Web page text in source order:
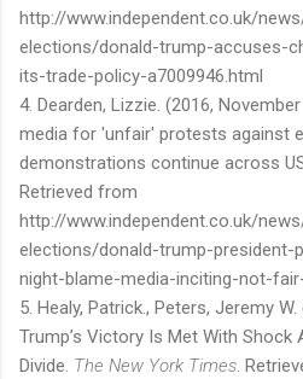
http://www.independent.co.uk/
elections/donald-trump-accuses-
its-trade-policy-a7009946.html
4. Dearden, Lizzie. (2016,
media for 'unfair' protests against
demonstrations continue across
Retrieved from
http://www.independent.co.uk/
elections/donald-trump-
night-blame-media-inciting-not-
5. Healy, Patrick., Peters, Jeremy
Trump’s Victory Is Met With Shock
Divide. The New York Times.